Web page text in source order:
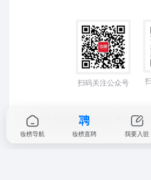
扫码关注公众号
©2025 妆榜科技 版权所有 粤ICP备
妆榜导航 妆榜直聘 我要入驻